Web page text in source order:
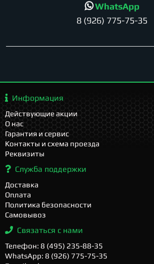
WhatsApp
8 (926) 775-75-35
Информация
Действующие акции
О нас
Гарантия и сервис
Контакты и схема проезда
Реквизиты
Служба поддержки
Доставка
Оплата
Политика безопасности
Самовывоз
Связаться с нами
Телефон: 8 (495) 235-88-35
WhatsApp: 8 (926) 775-75-35